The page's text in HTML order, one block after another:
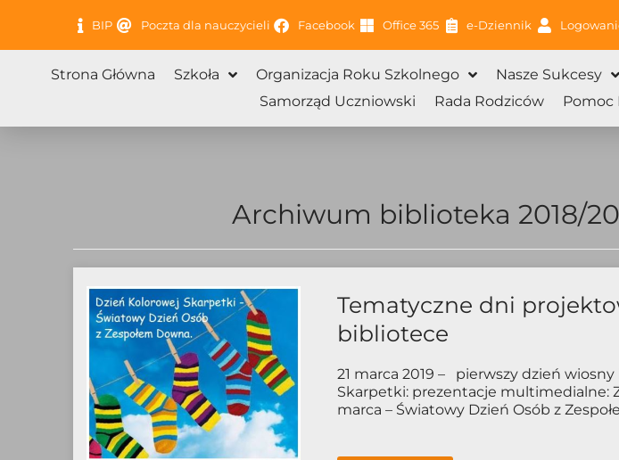
BIP Poczta dla nauczycieli Facebook Office 365 e-Dziennik
Strona Główna Szkoła Organizacja Roku Szkolnego Nasze Sukcesy
Samorząd Uczniowski
Rada Rodziców Pomoc
Archiwum biblioteka 2018/
Tematyczne dni
bibliotece
21 marca 2019 – pierwszy dzień
Skarpetki: prezentacje multimedialne:
marca – Światowy Dzień Osób z